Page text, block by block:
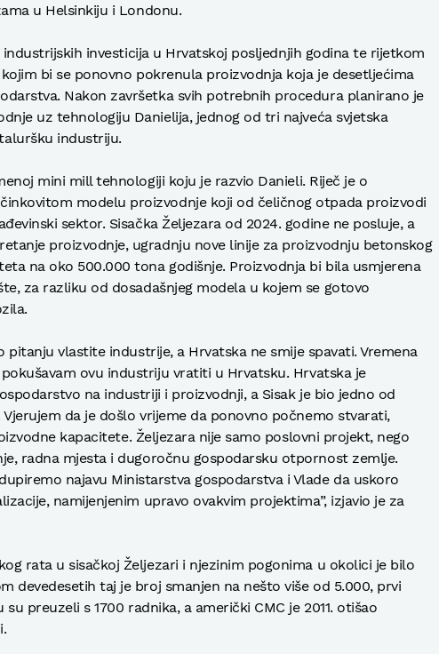
u Helsinkiju i Londonu.
industrijskih investicija u Hrvatskoj posljednjih godina te rijetkom
bi se ponovno pokrenula proizvodnja koja je desetljećima
Nakon završetka svih potrebnih procedura planirano je
uz tehnologiju Danielija, jednog od tri najveća svjetska
industriju.
mini mill tehnologiji koju je razvio Danieli. Riječ je o
modelu proizvodnje koji od čeličnog otpada proizvodi
sektor. Sisačka Željezara od 2024. godine ne posluje, a
proizvodnje, ugradnju nove linije za proizvodnju betonskog
na oko 500.000 tona godišnje. Proizvodnja bi bila usmjerena
za razliku od dosadašnjeg modela u kojem se gotovo
pitanju vlastite industrije, a Hrvatska ne smije spavati. Vremena
ovu industriju vratiti u Hrvatsku. Hrvatska je
na industriji i proizvodnji, a Sisak je bio jedno od
da je došlo vrijeme da ponovno počnemo stvarati,
kapacitete. Željezara nije samo poslovni projekt, nego
radna mjesta i dugoročnu gospodarsku otpornost zemlje.
najavu Ministarstva gospodarstva i Vlade da uskoro
namijenjenim upravo ovakvim projektima”, izjavio je za
rata u sisačkoj Željezari i njezinim pogonima u okolici je bilo
devedesetih taj je broj smanjen na nešto više od 5.000, prvi
preuzeli s 1700 radnika, a američki CMC je 2011. otišao